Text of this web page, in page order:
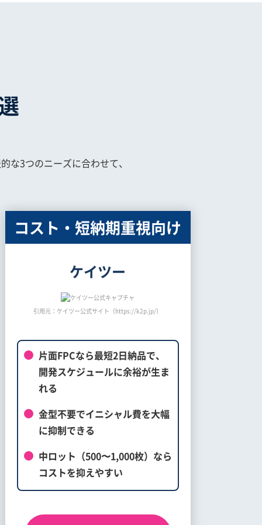
な3つのニーズに合わせて、
コスト・短納期重視向け
ケイツー
引用元：ケイツー公式サイト（https://k2p.jp/）
片面FPCなら最短2日納品で、
開発スケジュールに余裕が生ま
れる
金型不要でイニシャル費を大幅
に抑制できる
中ロット（500〜1,000枚）なら
コストを抑えやすい